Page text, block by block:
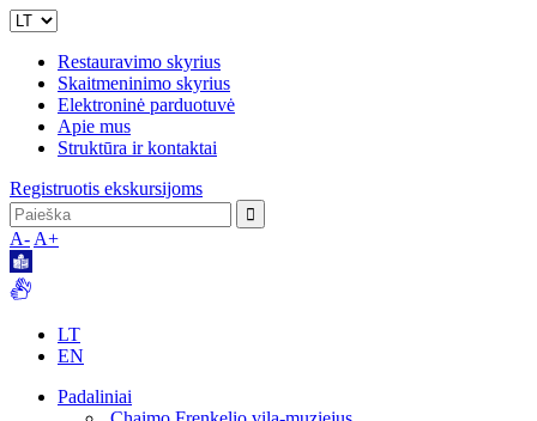
Restauravimo skyrius
Skaitmeninimo skyrius
Elektroninė parduotuvė
Apie mus
Struktūra ir kontaktai
Registruotis ekskursijoms
A- A+
LT
EN
Padaliniai